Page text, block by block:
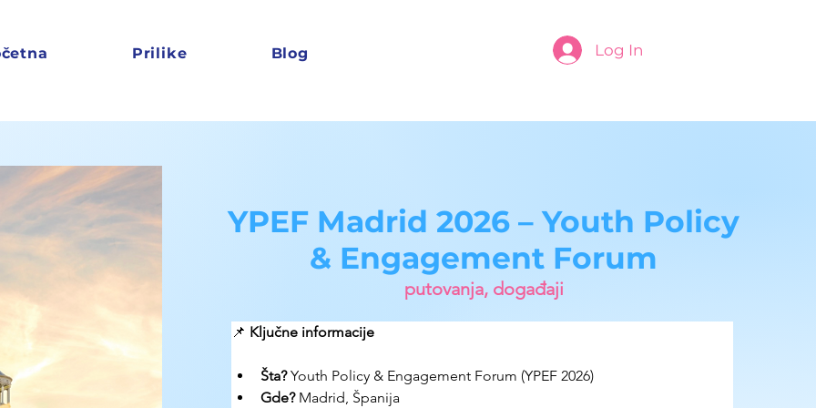
Prilike Blog Log In
YPEF Madrid 2026 – Youth Policy
& Engagement Forum
putovanja, događaji
📌 Ključne informacije
Šta? Youth Policy & Engagement Forum (YPEF 2026)
Gde? Madrid, Španija